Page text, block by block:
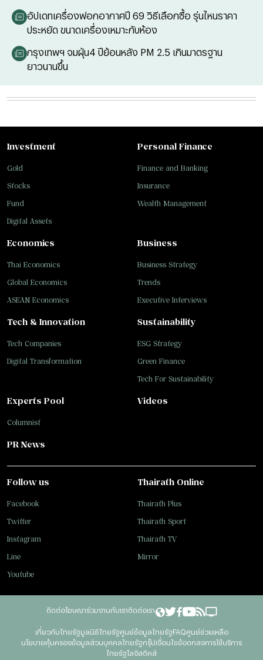
อัปเดทเครื่องฟอกอากาศปี 69 วิธีเลือกซื้อ รุ่นไหนราคา
ประหยัด ขนาดเครื่องเหมาะกับห้อง
กรุงเทพฯ จมฝุ่น4 ปีย้อนหลัง PM 2.5 เกินมาตรฐาน
ยาวนานขึ้น
Investment
Gold
Stocks
Fund
Digital Assets
Personal Finance
Finance and Banking
Insurance
Wealth Management
Business
Business Strategy
Trends
Executive Interviews
Tech & Innovation
Tech Companies
Digital Transformation
Sustainability
ESG Strategy
Green Finance
Tech For Sustainability
Economics
Thai Economics
Global Economics
ASEAN Economics
Experts Pool
Columnist
Videos
PR News
Follow us
Facebook
Twitter
Instagram
Line
Youtube
Thairath Online
Thairath Plus
Thairath Sport
Thairath TV
Mirror
ติดต่อโฆษณาร่วมงานกับเราติดต่อเรา
เกี่ยวกับไทยรัฐมูลนิธิไทยรัฐศูนย์ข้อมูลไทยรัฐFAQศูนย์ช่วยเหลือ
นโยบายคุ้มครองข้อมูลส่วนบุคคลไทยรัฐกรุ๊ปเงื่อนไขข้อตกลงการใช้บริการ
ไทยรัฐโลจิสติคส์